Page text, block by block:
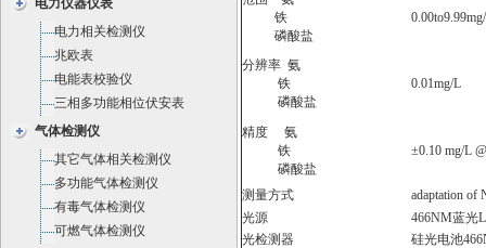
电力仪器仪表
电力相关检测仪
兆欧表
电能表校验仪
三相多功能相位伏安表
气体检测仪
其它气体相关检测仪
多功能气体检测仪
有毒气体检测仪
可燃气体检测仪
铁
磷酸盐
分辨率 氨
铁
磷酸盐
0.01mg/L
精度
氨
铁
磷酸盐
±0.10 mg/L
测量方式
adaptation of
光源
466NM蓝光
光检测器
硅光电池